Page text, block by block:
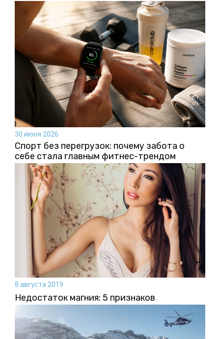
30 июня 2026
Спорт без перегрузок: почему забота о
себе стала главным фитнес-трендом
8 августа 2019
Недостаток магния: 5 признаков